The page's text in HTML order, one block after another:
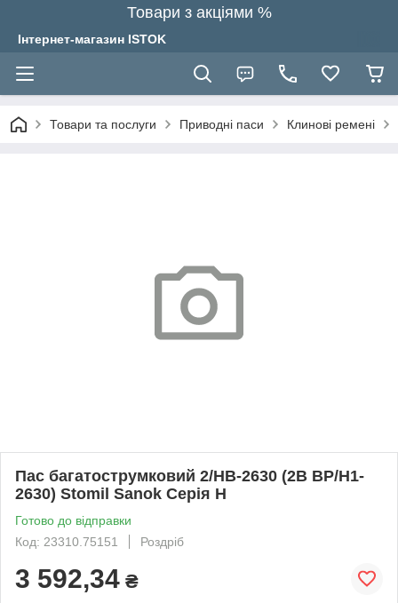
Товари з акціями %
Інтернет-магазин ISTOK
Товари та послуги Приводні паси Клинові ремені
Пас багатострумковий 2/НВ-2630 (2B BP/H1-
2630) Stomil Sanok Серія H
Готово до відправки
Код: 23310.75151
Роздріб
3 592,34 ₴